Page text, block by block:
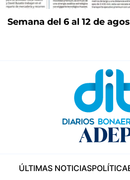
Semana del 6 al 12 de
ÚLTIMAS NOTICIASPOLÍTICA